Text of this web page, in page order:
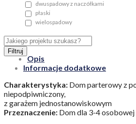
dwuspadowy z naczółkami
płaski
wielospadowy
Filtruj
Opis
Informacje dodatkowe
Charakterystyka: Dom parterowy z
niepodpiwniczony,
z garażem jednostanowiskowym
Przeznaczenie: Dom dla 3-4